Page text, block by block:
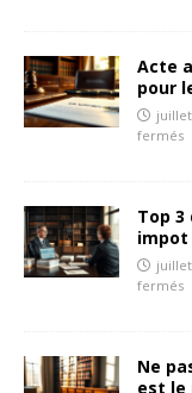
Acte
pour
juillet
fermés
Top 3
juillet
fermés
Ne
est le